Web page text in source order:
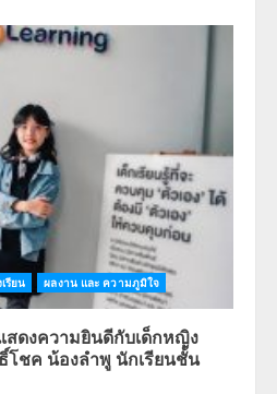
รียน ผลงาน และ ความภูมิใจ
สดงความยินดีกับเด็กหญิง
ชค น้องลำพู นักเรียนชั้น